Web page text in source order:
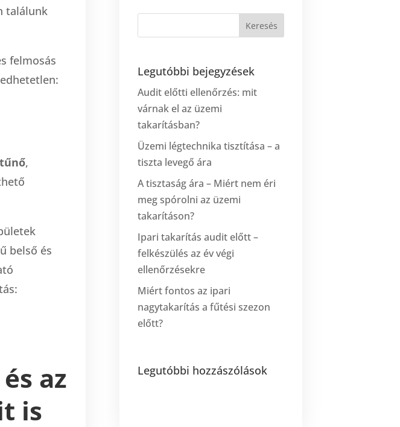
találunk
felmosás
,
belső és
az
is
Legutóbbi bejegyzések
Audit előtti ellenőrzés: mit
várnak el az üzemi
takarításban?
Üzemi légtechnika tisztítása – a
tiszta levegő ára
A tisztaság ára – Miért nem éri
meg spórolni az üzemi
takarításon?
Ipari takarítás audit előtt –
felkészülés az év végi
ellenőrzésekre
Miért fontos az ipari
nagytakarítás a fűtési szezon
előtt?
Legutóbbi hozzászólások